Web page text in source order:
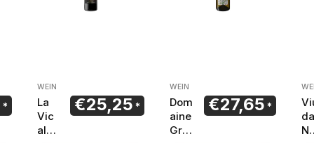
WEIN
La
Vic
alan
€25,25
WEIN
Dom
aine
Gra
€27,65
da